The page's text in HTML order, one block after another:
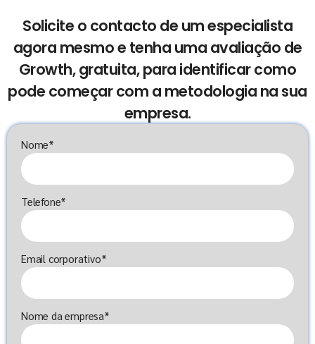
Solicite o contacto de um especialista
agora mesmo e tenha uma avaliação de
Growth, gratuita, para identificar como
pode começar com a metodologia na sua
empresa.
Nome*
Telefone*
Email corporativo*
Nome da empresa*